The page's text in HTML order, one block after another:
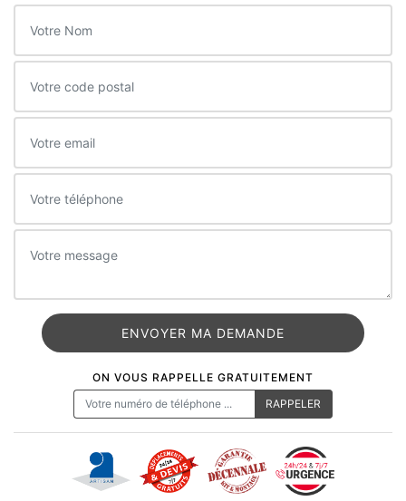
ON VOUS RAPPELLE GRATUITEMENT